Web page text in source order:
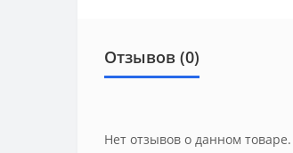
Отзывов (0)
Нет отзывов о данном товаре.